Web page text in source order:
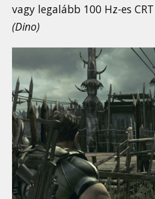
vagy legalább 100 Hz-es
(Dino)